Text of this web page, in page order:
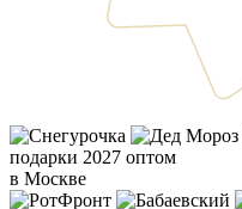
подарки 2027 оптом
в Москве